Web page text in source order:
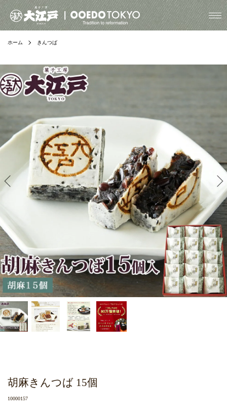
ホーム きんつば
胡麻きんつば 15個
10000157